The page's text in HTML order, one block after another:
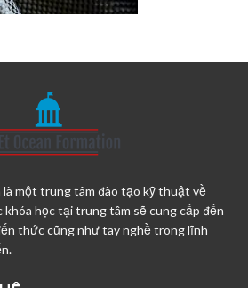
là một trung tâm đào tạo kỹ thuật về
khóa học tại trung tâm sẽ cung cấp đến
thức cũng như tay nghề trong lĩnh